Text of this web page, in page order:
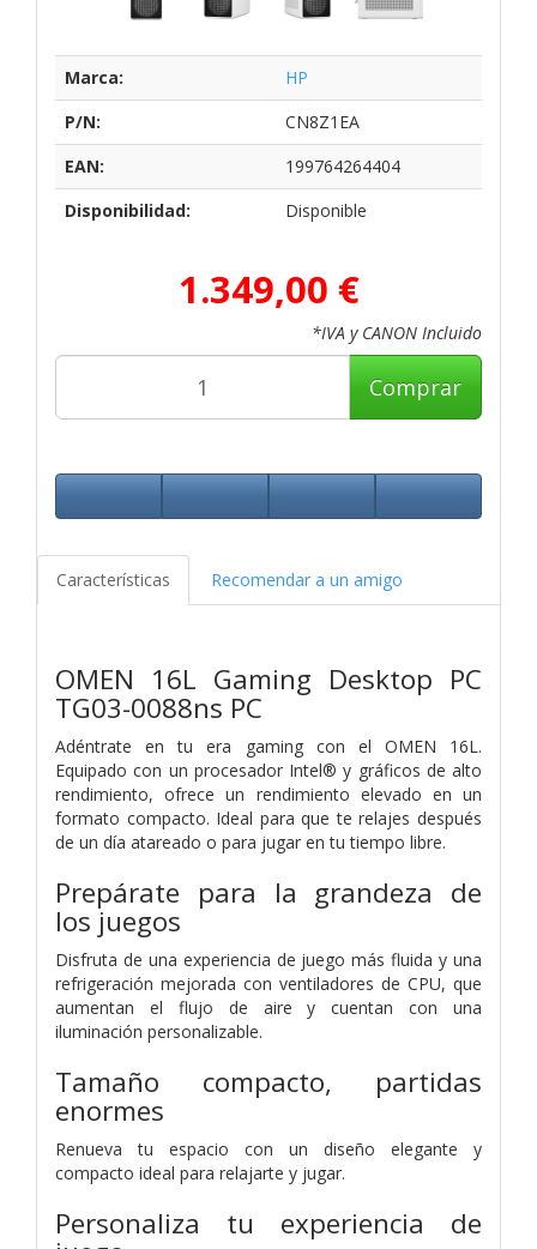
Marca:
HP
P/N:
CN8Z1EA
EAN:
199764264404
Disponibilidad:
Disponible
1.349,00 €
*IVA y CANON Incluido
Comprar
Características Recomendar a un amigo
OMEN 16L Gaming Desktop PC
TG03-0088ns PC
Adéntrate en tu era gaming con el OMEN 16L.
Equipado con un procesador Intel® y gráficos de alto
rendimiento, ofrece un rendimiento elevado en un
formato compacto. Ideal para que te relajes después
de un día atareado o para jugar en tu tiempo libre.
Prepárate para la grandeza de
los juegos
Disfruta de una experiencia de juego más fluida y una
refrigeración mejorada con ventiladores de CPU, que
aumentan el flujo de aire y cuentan con una
iluminación personalizable.
Tamaño compacto, partidas
enormes
Renueva tu espacio con un diseño elegante y
compacto ideal para relajarte y jugar.
Personaliza tu experiencia de